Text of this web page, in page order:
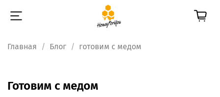
Главная Блог готовим с медом
готовим с медом